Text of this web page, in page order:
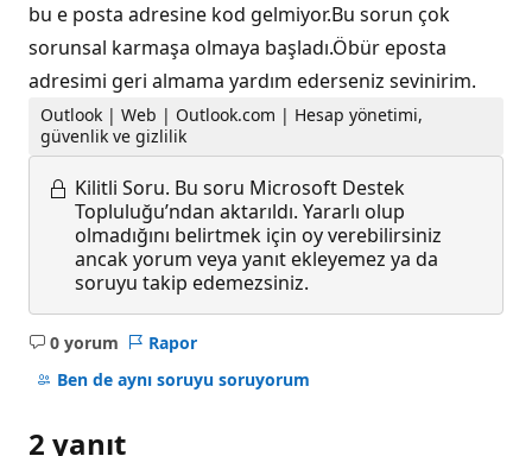
bu e posta adresine kod gelmiyor.Bu sorun çok
sorunsal karmaşa olmaya başladı.Öbür eposta
adresimi geri almama yardım ederseniz sevinirim.
Outlook | Web | Outlook.com | Hesap yönetimi,
güvenlik ve gizlilik
Kilitli Soru. Bu soru Microsoft Destek
Topluluğu’ndan aktarıldı. Yararlı olup
olmadığını belirtmek için oy verebilirsiniz
ancak yorum veya yanıt ekleyemez ya da
soruyu takip edemezsiniz.
0 yorum
Açıklama
yok
Rapor
Ben de aynı soruyu soruyorum
2 yanıt